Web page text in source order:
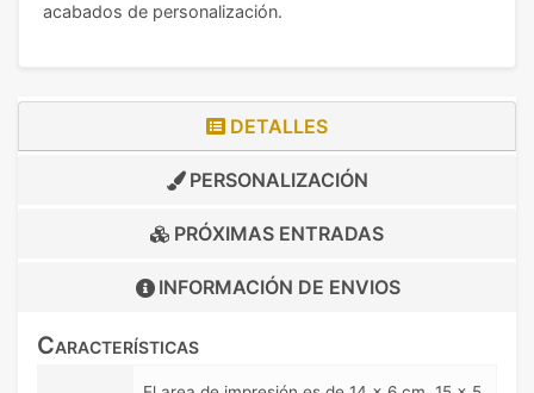
acabados de personalización.
DETALLES
PERSONALIZACIÓN
PRÓXIMAS ENTRADAS
INFORMACIÓN DE ENVIOS
Características